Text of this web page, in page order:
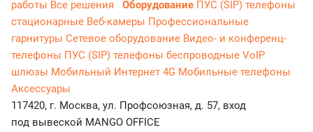
работы Все решения Оборудование ПУС (SIP) телефоны
стационарные Веб-камеры Профессиональные
гарнитуры Сетевое оборудование Видео- и конференц-
телефоны ПУС (SIP) телефоны беспроводные VoIP
шлюзы Мобильный Интернет 4G Мобильные телефоны
Аксессуары
117420, г. Москва, ул. Профсоюзная, д. 57, вход
под вывеской MANGO OFFICE